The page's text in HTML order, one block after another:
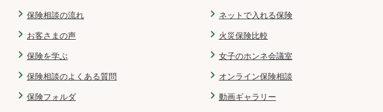
保険相談の流れ
お客さまの声
保険を学ぶ
保険相談のよくある質問
保険フォルダ
ネットで入れる保険
火災保険比較
女子のホンネ会議室
オンライン保険相談
動画ギャラリー